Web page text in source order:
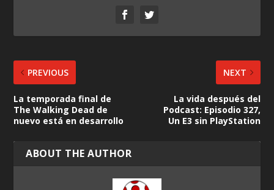
PREVIOUS
La temporada final de
The Walking Dead de
nuevo está en desarrollo
NEXT
La vida después del
Podcast: Episodio 327,
Un E3 sin PlayStation
ABOUT THE AUTHOR